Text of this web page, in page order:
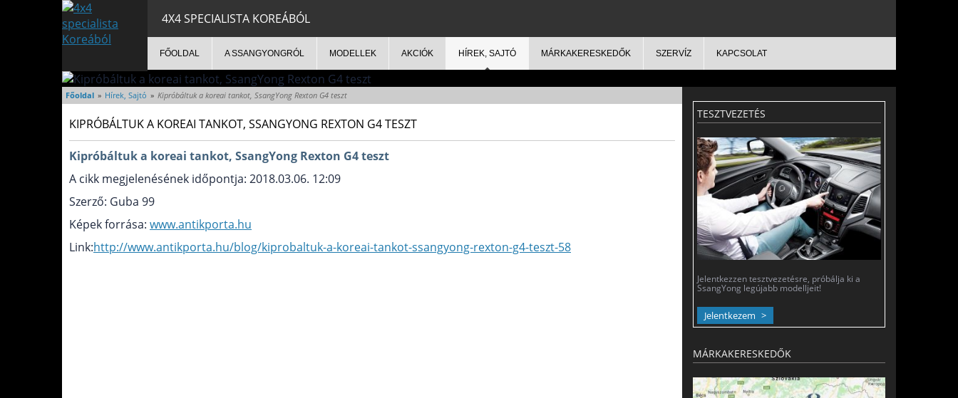
4X4 SPECIALISTA KOREÁBÓL
FŐOLDAL A SSANGYONGRÓL MODELLEK AKCIÓK HÍREK, SAJTÓ MÁRKAKERESKEDŐK SZERVÍZ KAPCSOLAT
Főoldal » Hírek, Sajtó » Kipróbáltuk a koreai tankot, SsangYong Rexton G4 teszt
KIPRÓBÁLTUK A KOREAI TANKOT, SSANGYONG REXTON G4 TESZT
Kipróbáltuk a koreai tankot, SsangYong Rexton G4 teszt
A cikk megjelenésének időpontja: 2018.03.06. 12:09
Szerző: Guba 99
Képek forrása: www.antikporta.hu
Link:http://www.antikporta.hu/blog/kiprobaltuk-a-koreai-tankot-ssangyong-rexton-g4-teszt-58
TESZTVEZETÉS
Jelentkezzen tesztvezetésre, próbálja ki a
SsangYong legújabb modelljeit!
Jelentkezem
MÁRKAKERESKEDŐK